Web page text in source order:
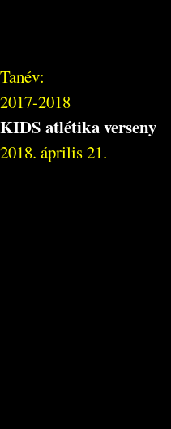
Tanév:
2017-2018
KIDS atlétika verseny
2018. április 21.